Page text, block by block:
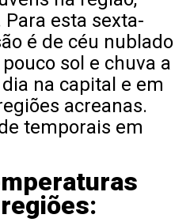
esta sexta-
é de céu nublado
sol e chuva a
na capital e em
acreanas.
temporais em